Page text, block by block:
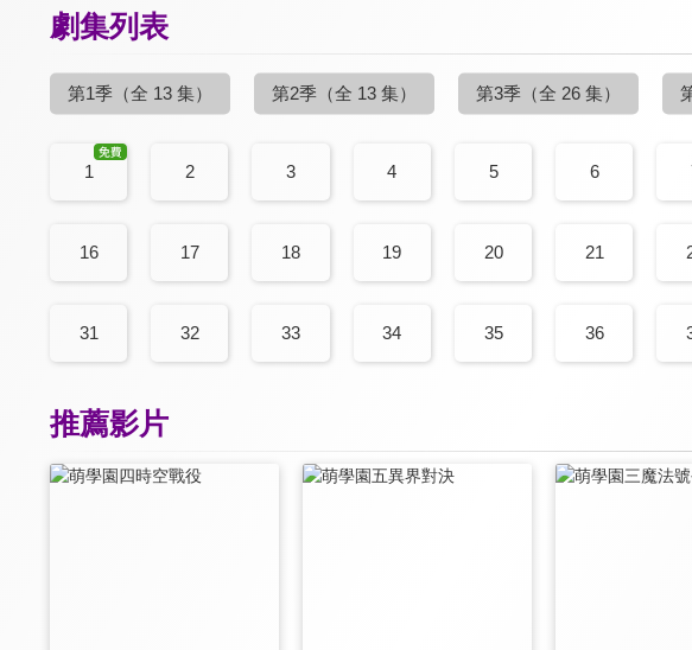
劇集列表
第1季 （全 13 集） 第2季 （全 13 集） 第3季 （全 26 集）
1 2 3 4 5 6
16 17 18 19 20 21
31 32 33 34 35 36
推薦影片